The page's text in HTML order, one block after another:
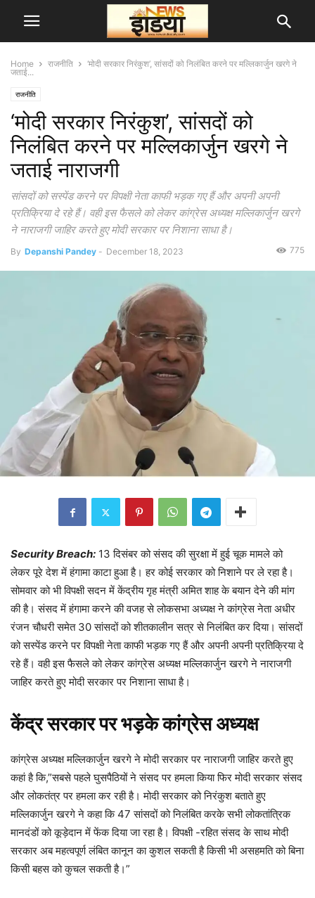
Home राजनीति
‘मोदी सरकार निरंकुश’, सांसदों को निलंबित करने पर मल्लिकार्जुन खरगे ने
जताई...
राजनीति
‘मोदी सरकार निरंकुश’, सांसदों को
निलंबित करने पर मल्लिकार्जुन खरगे ने
जताई नाराजगी
सांसदों को सस्पेंड करने पर विपक्षी नेता काफी भड़क गए हैं और अपनी अपनी
प्रतिक्रिया दे रहे हैं। वही इस फैसले को लेकर कांग्रेस अध्यक्ष मल्लिकार्जुन खरगे
ने नाराजगी जाहिर करते हुए मोदी सरकार पर निशाना साधा है।
By Depanshi Pandey - December 18, 2023 775
Security Breach: 13 दिसंबर को संसद की सुरक्षा में हुई चूक मामले को
लेकर पूरे देश में हंगामा काटा हुआ है। हर कोई सरकार को निशाने पर ले रहा है।
सोमवार को भी विपक्षी सदन में केंद्रीय गृह मंत्री अमित शाह के बयान देने की मांग
की है। संसद में हंगामा करने की वजह से लोकसभा अध्यक्ष ने कांग्रेस नेता अधीर
रंजन चौधरी समेत 30 सांसदों को शीतकालीन सत्र से निलंबित कर दिया। सांसदों
को सस्पेंड करने पर विपक्षी नेता काफी भड़क गए हैं और अपनी अपनी प्रतिक्रिया दे
रहे हैं। वही इस फैसले को लेकर कांग्रेस अध्यक्ष मल्लिकार्जुन खरगे ने नाराजगी
जाहिर करते हुए मोदी सरकार पर निशाना साधा है।
केंद्र सरकार पर भड़के कांग्रेस अध्यक्ष
कांग्रेस अध्यक्ष मल्लिकार्जुन खरगे ने मोदी सरकार पर नाराजगी जाहिर करते हुए
कहां है कि,”सबसे पहले घुसपैठियों ने संसद पर हमला किया फिर मोदी सरकार संसद
और लोकतंत्र पर हमला कर रही है। मोदी सरकार को निरंकुश बताते हुए
मल्लिकार्जुन खरगे ने कहा कि 47 सांसदों को निलंबित करके सभी लोकतांत्रिक
मानदंडों को कूड़ेदान में फेंक दिया जा रहा है। विपक्षी -रहित संसद के साथ मोदी
सरकार अब महत्वपूर्ण लंबित कानून का कुशल सकती है किसी भी असहमति को बिना
किसी बहस को कुचल सकती है।”